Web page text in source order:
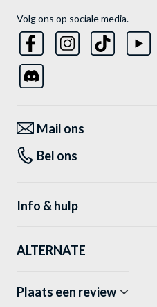
Volg ons op sociale media.
Mail ons
Bel ons
Info & hulp
ALTERNATE
Plaats een review